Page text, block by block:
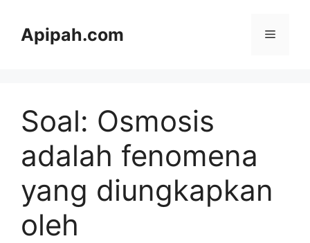
Apipah.com Menu
Soal: Osmosis
adalah fenomena
yang diungkapkan
oleh